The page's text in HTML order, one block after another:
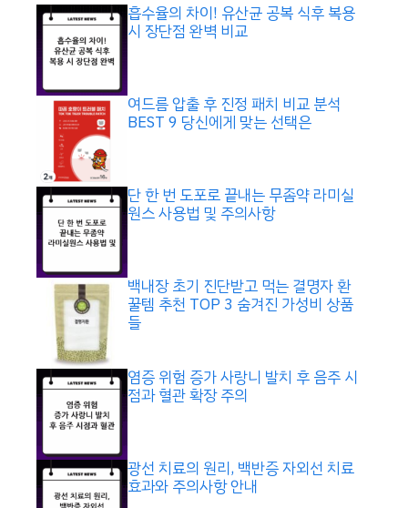
흡수율의 차이! 유산균 공복 식후 복용
시 장단점 완벽 비교
여드름 압출 후 진정 패치 비교 분석
BEST 9 당신에게 맞는 선택은
단 한 번 도포로 끝내는 무좀약 라미실
원스 사용법 및 주의사항
백내장 초기 진단받고 먹는 결명자 환
꿀템 추천 TOP 3 숨겨진 가성비 상품
들
염증 위험 증가 사랑니 발치 후 음주 시
점과 혈관 확장 주의
광선 치료의 원리, 백반증 자외선 치료
효과와 주의사항 안내